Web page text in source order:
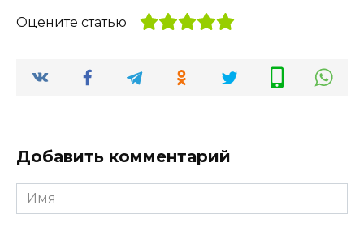
Оцените статью
Добавить комментарий
Имя